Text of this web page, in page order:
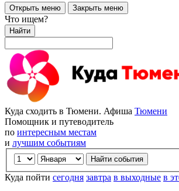
Открыть меню Закрыть меню
Что ищем?
Найти
Куда сходить в Тюмени. Афиша Тюмени
Помощник и путеводитель
по интересным местам
и лучшим событиям
Куда пойти сегодня завтра в выходные в